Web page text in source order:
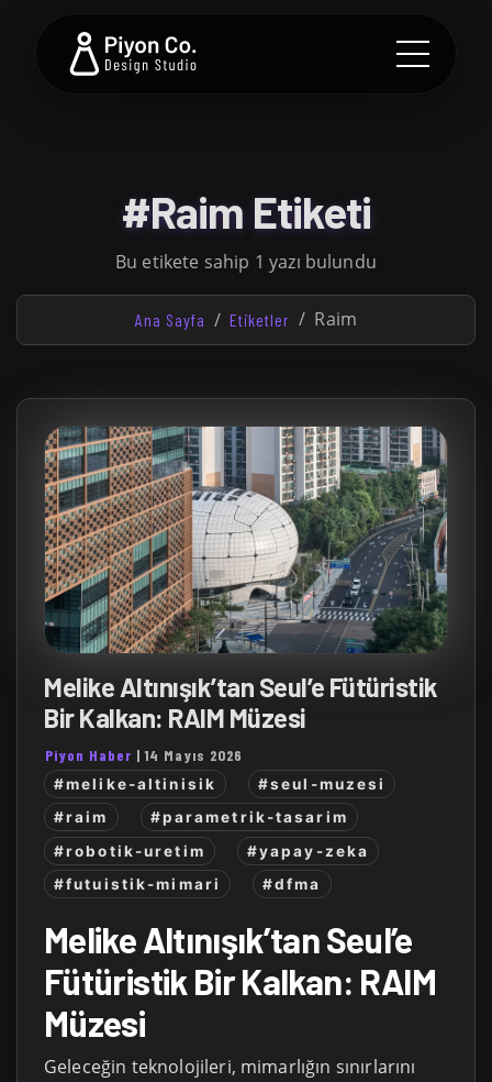
#Raim Etiketi
Bu etikete sahip 1 yazı bulundu
Ana Sayfa Etiketler Raim
Melike Altınışık’tan Seul’e Fütüristik
Bir Kalkan: RAIM Müzesi
Piyon Haber |14 Mayıs 2026
#melike-altinisik
#seul-muzesi
#raim
#parametrik-tasarim
#robotik-uretim
#yapay-zeka
#futuistik-mimari
#dfma
Melike Altınışık’tan Seul’e
Fütüristik Bir Kalkan: RAIM
Müzesi
Geleceğin teknolojileri, mimarlığın sınırlarını